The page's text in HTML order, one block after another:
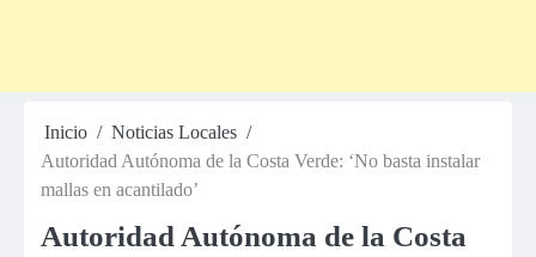
Inicio
Noticias Locales
Autoridad Autónoma de la Costa Verde: ‘No basta instalar
mallas en acantilado’
Autoridad Autónoma de la Costa